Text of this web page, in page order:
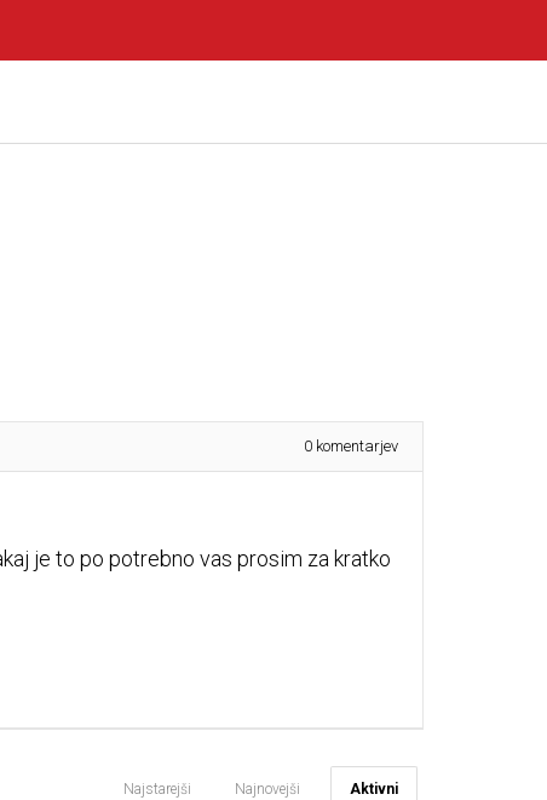
0 komentarjev
je to po potrebno vas prosim za kratko
Aktivni
Najnovejši
Najstarejši